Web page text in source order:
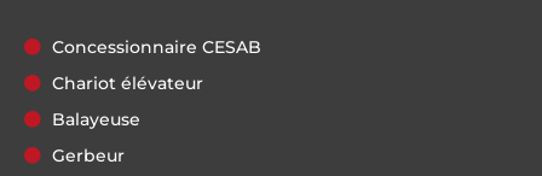
Concessionnaire CESAB
Chariot élévateur
Balayeuse
Gerbeur